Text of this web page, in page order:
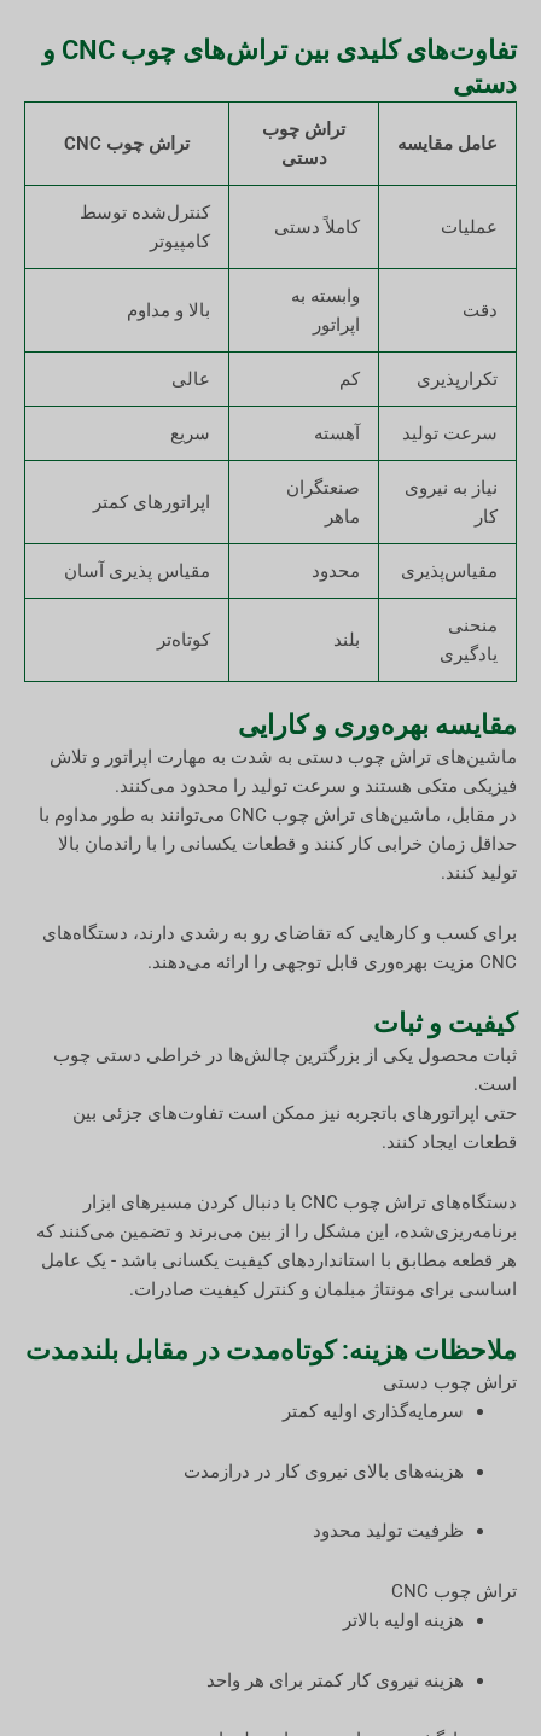
تفاوت‌های کلیدی بین تراش‌های چوب CNC و
دستی
عامل مقایسه
تراش چوب
دستی
تراش چوب CNC
عملیات کاملاً دستی
کنترل‌شده توسط
کامپیوتر
دقت
وابسته به
اپراتور
بالا و مداوم
تکرارپذیری کم عالی
سرعت تولید آهسته سریع
نیاز به نیروی
کار
صنعتگران
ماهر
اپراتورهای کمتر
مقیاس‌پذیری محدود مقیاس پذیری آسان
منحنی
یادگیری
بلند کوتاه‌تر
مقایسه بهره‌وری و کارایی
ماشین‌های تراش چوب دستی به شدت به مهارت اپراتور و تلاش
فیزیکی متکی هستند و سرعت تولید را محدود می‌کنند.
در مقابل، ماشین‌های تراش چوب CNC می‌توانند به طور مداوم با
حداقل زمان خرابی کار کنند و قطعات یکسانی را با راندمان بالا
تولید کنند.
برای کسب و کارهایی که تقاضای رو به رشدی دارند، دستگاه‌های
CNC مزیت بهره‌وری قابل توجهی را ارائه می‌دهند.
کیفیت و ثبات
ثبات محصول یکی از بزرگترین چالش‌ها در خراطی دستی چوب
است.
حتی اپراتورهای باتجربه نیز ممکن است تفاوت‌های جزئی بین
قطعات ایجاد کنند.
دستگاه‌های تراش چوب CNC با دنبال کردن مسیرهای ابزار
برنامه‌ریزی‌شده، این مشکل را از بین می‌برند و تضمین می‌کنند که
هر قطعه مطابق با استانداردهای کیفیت یکسانی باشد - یک عامل
اساسی برای مونتاژ مبلمان و کنترل کیفیت صادرات.
ملاحظات هزینه: کوتاه‌مدت در مقابل بلندمدت
تراش چوب دستی
سرمایه‌گذاری اولیه کمتر
هزینه‌های بالای نیروی کار در درازمدت
ظرفیت تولید محدود
تراش چوب CNC
هزینه اولیه بالاتر
هزینه نیروی کار کمتر برای هر واحد